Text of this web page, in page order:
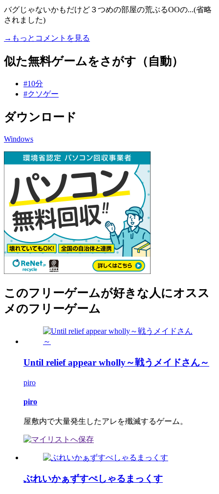
バグじゃないかもだけど３つめの部屋の荒ぶるOOの...(省略
されました)
→もっとコメントを見る
似た無料ゲームをさがす（自動）
#10分
#クソゲー
ダウンロード
Windows
このフリーゲームが好きな人にオスス
メのフリーゲーム
Until relief appear wholly～戦うメイドさん～
piro
piro
屋敷内で大量発生したアレを殲滅するゲーム。
ぶれいかぁずすぺしゃるまっくす